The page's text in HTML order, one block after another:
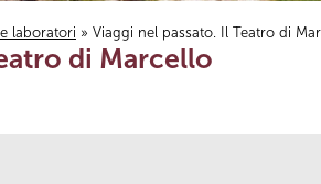
laboratori » Viaggi nel passato. Il Teatro di
di Marcello